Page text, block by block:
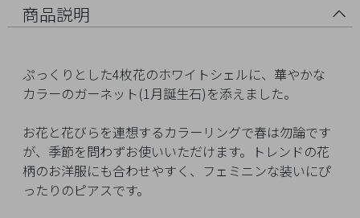
商品説明
ぷっくりとした4枚花のホワイトシェルに、華やかな
カラーのガーネット(1月誕生石)を添えました。
お花と花びらを連想するカラーリングで春は勿論です
が、季節を問わずお使いいただけます。トレンドの花
柄のお洋服にも合わせやすく、フェミニンな装いにぴ
ったりのピアスです。
up
イ
ペ
ー
ジ